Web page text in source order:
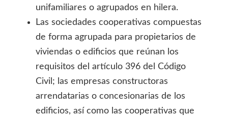
unifamiliares o agrupados en hilera.
Las sociedades cooperativas compuestas
de forma agrupada para propietarios de
viviendas o edificios que reúnan los
requisitos del artículo 396 del Código
Civil; las empresas constructoras
arrendatarias o concesionarias de los
edificios, así como las cooperativas que